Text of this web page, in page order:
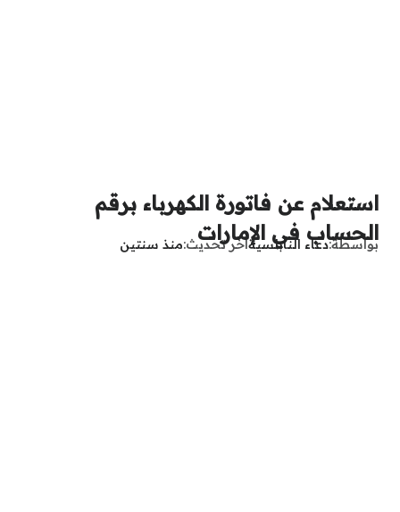
استعلام عن فاتورة الكهرباء برقم
الحساب في الإمارات
بواسطةدعاء النابلسيةآخر تحديث منذ سنتين